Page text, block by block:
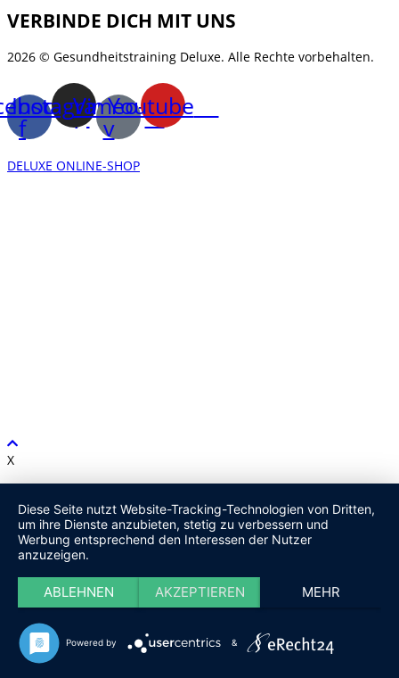
Diese Seite nutzt Website-Tracking-Technologien von Dritten,
um ihre Dienste anzubieten, stetig zu verbessern und
Werbung entsprechend den Interessen der Nutzer
anzuzeigen.
ABLEHNEN AKZEPTIEREN MEHR
Powered by &
VERBINDE DICH MIT UNS
2026 © Gesundheitstraining Deluxe. Alle Rechte vorbehalten.
f
Instagram
Vimeo-
v
Youtube
DELUXE ONLINE-SHOP
X